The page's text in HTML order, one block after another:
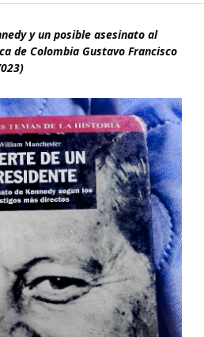
y un posible asesinato al
de Colombia Gustavo Francisco